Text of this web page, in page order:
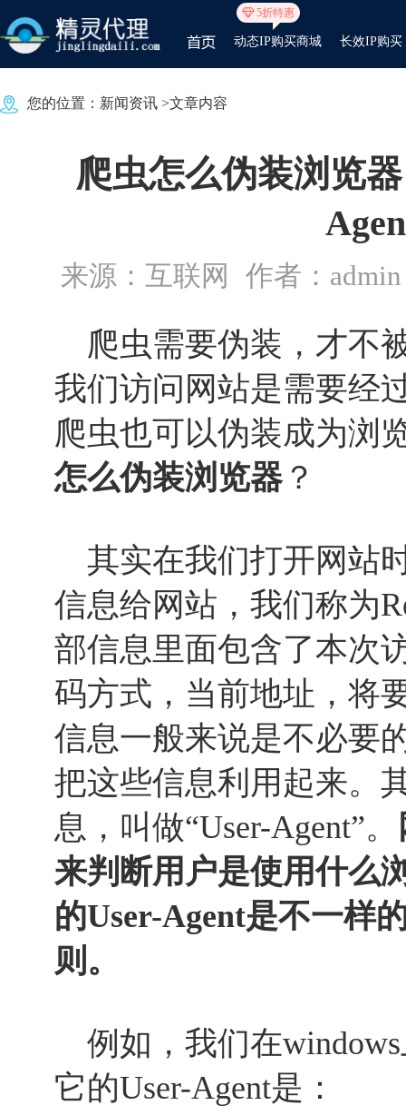
5折特惠
动态IP购买商城 长效IP购买
您的位置： 新闻资讯 >文章内容
爬虫怎么伪装浏览
来源：互联网 作者：admin
爬虫需要伪装，才不
我们访问网站是需要经
爬虫也可以伪装成为浏
怎么伪装浏览器？
其实在我们打开网站
信息给网站，我们称为
部信息里面包含了本次
码方式，当前地址，将
信息一般来说是不必要
把这些信息利用起来。
息，叫做“User-Agent”。
来判断用户是使用什么
的User-Agent是不一样
则。
例如，我们在windows
它的User-Agent是：